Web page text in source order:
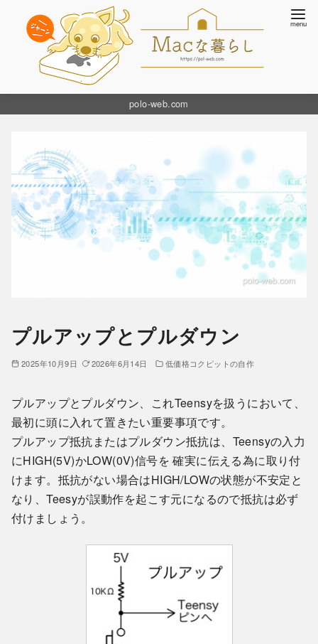
polo-web.com
プルアップとプルダウン
2025年10月9日 2026年6月14日 低価格コクピットの自作
プルアップとプルダウン、これTeensyを扱うにおいて、
最初に頭に入れて置きたい重要事項です。
プルアップ抵抗またはプルダウン抵抗は、Teensyの入力
にHIGH(5V)かLOW(0V)信号を 確実に伝える為に取り付
けます。抵抗がない場合はHIGH/LOWの状態が不安定と
なり、Teesyが誤動作を起こす元になるので抵抗は必ず
付けましょう。